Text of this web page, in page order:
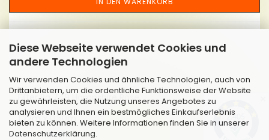
Diese Webseite verwendet Cookies und
andere Technologien
Wir verwenden Cookies und ähnliche Technologien, auch von
Drittanbietern, um die ordentliche Funktionsweise der Website
zu gewährleisten, die Nutzung unseres Angebotes zu
analysieren und Ihnen ein bestmögliches Einkaufserlebnis
bieten zu können. Weitere Informationen finden Sie in unserer
Datenschutzerklärung.
Fil­ter Bg 749 Hamp­shire Rose
1,22m x 0,50m